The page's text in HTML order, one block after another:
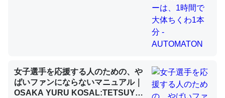
いる鋏角類（カブトガニ・ウミグモ）はカルシウムを使わ
ずキチンを強化してる筈だが、酵素が違うのか？
─ニュース :: 【研究発表】昆虫学の大問題＝「昆虫はなぜ海にいな
女子選手を応援する人のための、や
ばいファンにならないマニュアル｜
OSAKA YURU KOSAL:TETSUYA